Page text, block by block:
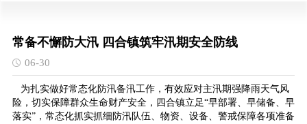
常备不懈防大汛 四合镇筑牢汛期安全防线
06-30
为扎实做好常态化防汛备汛工作，有效应对主汛期强降雨天气风
险，切实保障群众生命财产安全，四合镇立足“早部署、早储备、早
落实”，常态化抓实抓细防汛队伍、物资、设备、警戒保障各项准备